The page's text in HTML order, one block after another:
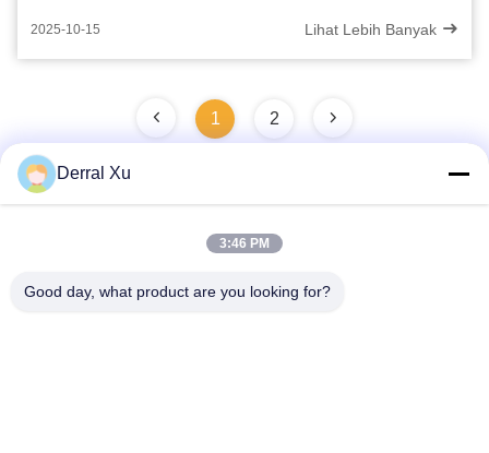
2025-10-15 Lihat Lebih Banyak
1 2
Alamat
Derral Xu
3:46 PM
Good day, what product are you looking for?